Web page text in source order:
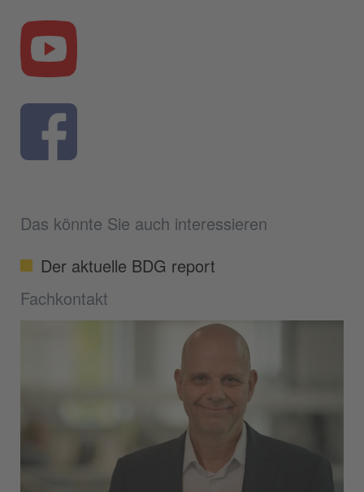
Das könnte Sie auch interessieren
Der aktuelle BDG report
Fachkontakt